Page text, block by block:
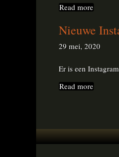
Read more
Nieuwe
29 mei, 2020
Er is een
Read more